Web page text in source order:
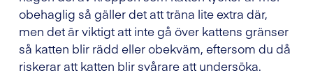
obehaglig så gäller det att träna lite extra där,
men det är viktigt att inte gå över kattens gränser
så katten blir rädd eller obekväm, eftersom du då
riskerar att katten blir svårare att undersöka.